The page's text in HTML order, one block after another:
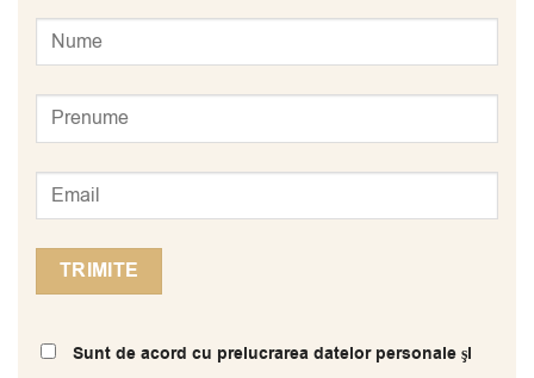
Sunt de acord cu prelucrarea datelor personale şi